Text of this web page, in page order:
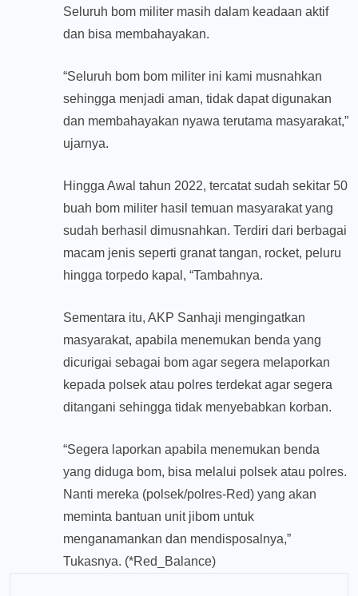
Seluruh bom militer masih dalam keadaan aktif
dan bisa membahayakan.
“Seluruh bom bom militer ini kami musnahkan
sehingga menjadi aman, tidak dapat digunakan
dan membahayakan nyawa terutama masyarakat,”
ujarnya.
Hingga Awal tahun 2022, tercatat sudah sekitar 50
buah bom militer hasil temuan masyarakat yang
sudah berhasil dimusnahkan. Terdiri dari berbagai
macam jenis seperti granat tangan, rocket, peluru
hingga torpedo kapal, “Tambahnya.
Sementara itu, AKP Sanhaji mengingatkan
masyarakat, apabila menemukan benda yang
dicurigai sebagai bom agar segera melaporkan
kepada polsek atau polres terdekat agar segera
ditangani sehingga tidak menyebabkan korban.
“Segera laporkan apabila menemukan benda
yang diduga bom, bisa melalui polsek atau polres.
Nanti mereka (polsek/polres-Red) yang akan
meminta bantuan unit jibom untuk
menganamankan dan mendisposalnya,”
Tukasnya. (*Red_Balance)